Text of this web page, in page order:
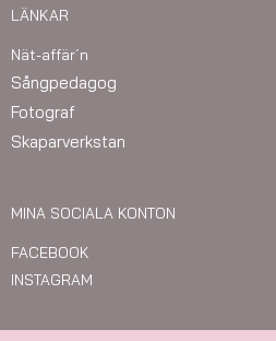
LÄNKAR
Nät-affär´n
Sångpedagog
Fotograf
Skaparverkstan
MINA SOCIALA KONTON
FACEBOOK
INSTAGRAM